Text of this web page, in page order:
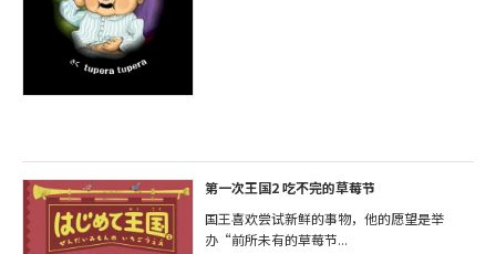
第一次王国2 吃不完的草莓节
国王喜欢尝试新鲜的事物，他的愿望是举
办“前所未有的草莓节...